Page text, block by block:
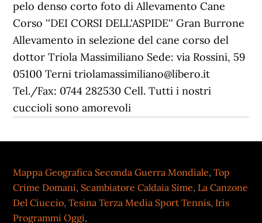
pelo denso corto foto di Allevamento Cane
Corso ''DEI CORSI DELL'ASPIDE'' Gran Burrone
Allevamento in selezione del cane corso del
dottor Triola Massimiliano Sede: via Rossini, 59
05100 Terni triolamassimiliano@libero.it
Tel./Fax: 0744 282530 Cell. Tutti i nostri
cuccioli sono amorevoli
Mappa Geografica Seconda Guerra Mondiale,Top
Crime Domani, Scambiatore Caldaia Sime, La Canzone
Del Ciuccio,Tesina Terza Media Sport Tennis, Iris
Programmi Oggi,